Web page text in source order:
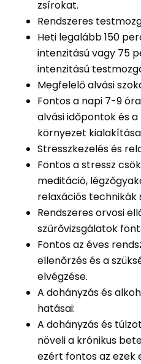
zsírokat.
Rendszeres
Heti legalább 150
intenzitású vagy 75
intenzitású
Megfelelő alvási
Fontos a napi 7-9
alvási időpontok és
környezet
Stresszkezelés és
Fontos a stressz
meditáció,
relaxációs technikák
Rendszeres orvosi
szűrővizsgálatok
Fontos az éves
ellenőrzés és a
elvégzése.
A dohányzás és
hatásai:
A dohányzás és
növeli a krónikus
ezért fontos az ezek